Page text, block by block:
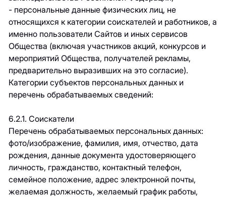
- персональные данные физических лиц, не
относящихся к категории соискателей и работников, а
именно пользователи Сайтов и иных сервисов
Общества (включая участников акций, конкурсов и
мероприятий Общества, получателей рекламы,
предварительно выразивших на это согласие).
Категории субъектов персональных данных и
перечень обрабатываемых сведений:
6.2.1. Соискатели
Перечень обрабатываемых персональных данных:
фото/изображение, фамилия, имя, отчество, дата
рождения, данные документа удостоверяющего
личность, гражданство, контактный телефон,
семейное положение, адрес электронной почты,
желаемая должность, желаемый график работы,